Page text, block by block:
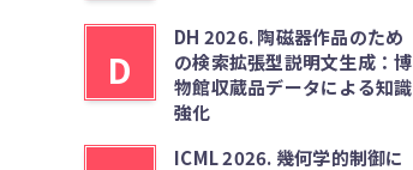
D
DH 2026. 陶磁器作品のため
の検索拡張型説明文生成：博
物館収蔵品データによる知識
強化
ICML 2026. 幾何学的制御に